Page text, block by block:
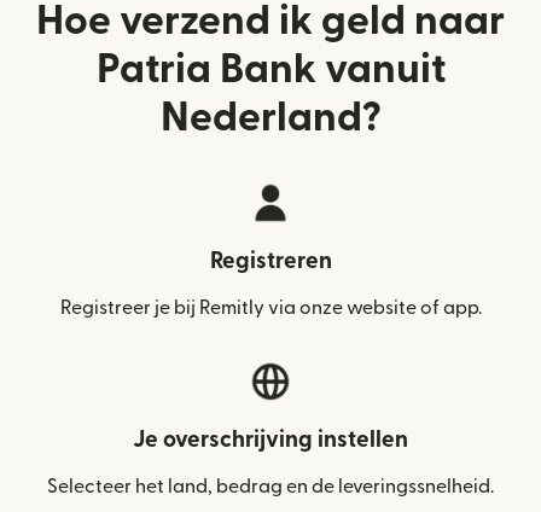
Hoe verzend ik geld naar
Patria Bank vanuit
Nederland?
Registreren
Registreer je bij Remitly via onze website of app.
Je overschrijving instellen
Selecteer het land, bedrag en de leveringssnelheid.